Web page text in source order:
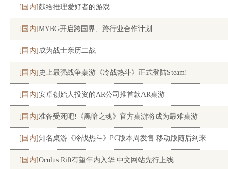
[国内]献给推理爱好者的游戏
[国内]MYBG开启跨国界、跨行业合作计划
[国内] 成为战士亲历二战
[国内] 史上最强战争桌游《冷战热斗》正式登陆Steam!
[国内]安卓创始人投资的AR公司推首款AR桌游
[国内]准备受死吧!《黑暗之魂》官方桌游将成为最难桌游
[国内]知名桌游《冷战热斗》PC版本周发售 移动版随后到来
[国内]Oculus Rift有望年内入华 中文网站先行上线